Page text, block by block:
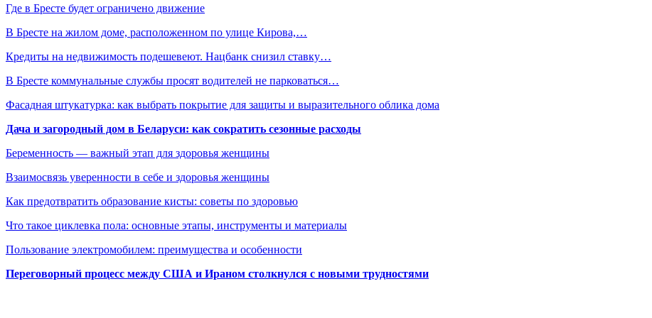
Где в Бресте будет ограничено движение
В Бресте на жилом доме, расположенном по улице Кирова,…
Кредиты на недвижимость подешевеют. Нацбанк снизил ставку…
В Бресте коммунальные службы просят водителей не парковаться…
Фасадная штукатурка: как выбрать покрытие для защиты и выразительного облика дома
Дача и загородный дом в Беларуси: как сократить сезонные расходы
Беременность — важный этап для здоровья женщины
Взаимосвязь уверенности в себе и здоровья женщины
Как предотвратить образование кисты: советы по здоровью
Что такое циклевка пола: основные этапы, инструменты и материалы
Пользование электромобилем: преимущества и особенности
Переговорный процесс между США и Ираном столкнулся с новыми трудностями